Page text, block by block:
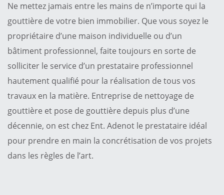
Ne mettez jamais entre les mains de n’importe qui la
gouttière de votre bien immobilier. Que vous soyez le
propriétaire d’une maison individuelle ou d’un
bâtiment professionnel, faite toujours en sorte de
solliciter le service d’un prestataire professionnel
hautement qualifié pour la réalisation de tous vos
travaux en la matière. Entreprise de nettoyage de
gouttière et pose de gouttière depuis plus d’une
décennie, on est chez Ent. Adenot le prestataire idéal
pour prendre en main la concrétisation de vos projets
dans les règles de l’art.